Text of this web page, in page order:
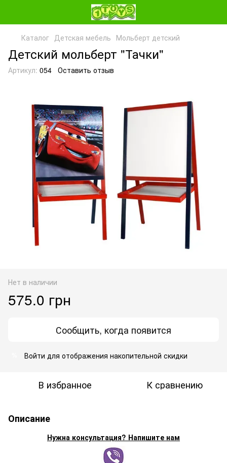
Каталог Детская мебель Мольберт детский
Детский мольберт "Тачки"
Артикул: 054 Оставить отзыв
Нет в наличии
575.0 грн
Сообщить, когда появится
Войти для отображения накопительной скидки
В избранное К сравнению
Описание
Нужна консультация? Напишите нам